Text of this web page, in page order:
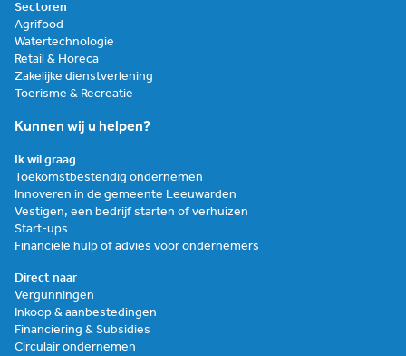
Sectoren
Agrifood
Watertechnologie
Retail & Horeca
Zakelijke dienstverlening
Toerisme & Recreatie
Kunnen wij u helpen?
Ik wil graag
Toekomstbestendig ondernemen
Innoveren in de gemeente Leeuwarden
Vestigen, een bedrijf starten of verhuizen
Start-ups
Financiële hulp of advies voor ondernemers
Direct naar
Vergunningen
Inkoop & aanbestedingen
Financiering & Subsidies
Circulair ondernemen